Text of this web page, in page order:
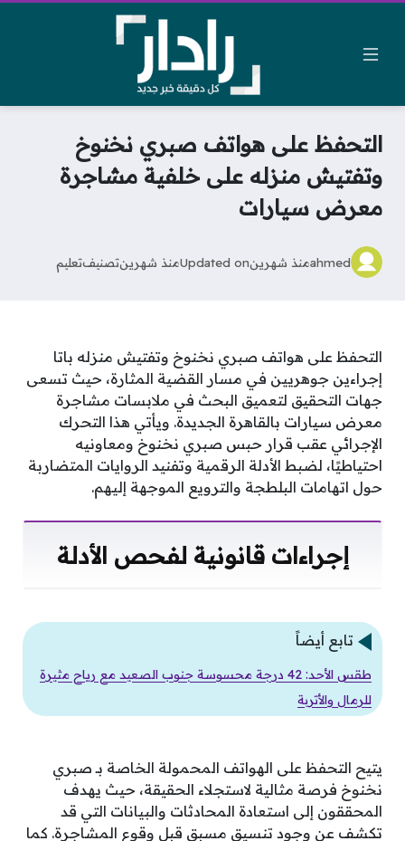
التحفظ على هواتف صبري نخنوخ
وتفتيش منزله على خلفية مشاجرة
معرض سيارات
ahmedمنذ شهرينUpdated onمنذ شهرينتصنيفتعليم
التحفظ على هواتف صبري نخنوخ وتفتيش منزله باتا
إجراءين جوهريين في مسار القضية المثارة، حيث تسعى
جهات التحقيق لتعميق البحث في ملابسات مشاجرة
معرض سيارات بالقاهرة الجديدة. ويأتي هذا التحرك
الإجرائي عقب قرار حبس صبري نخنوخ ومعاونيه
احتياطيًا، لضبط الأدلة الرقمية وتفنيد الروايات المتضاربة
حول اتهامات البلطجة والترويع الموجهة إليهم.
إجراءات قانونية لفحص الأدلة
تابع أيضاً
طقس الأحد: 42 درجة محسوسة جنوب الصعيد مع رياح مثيرة
للرمال والأتربة
يتيح التحفظ على الهواتف المحمولة الخاصة بـ صبري
نخنوخ فرصة مثالية لاستجلاء الحقيقة، حيث يهدف
المحققون إلى استعادة المحادثات والبيانات التي قد
تكشف عن وجود تنسيق مسبق قبل وقوع المشاجرة. كما